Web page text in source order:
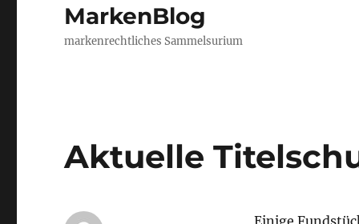
MarkenBlog
markenrechtliches Sammelsurium
Aktuelle
Einige